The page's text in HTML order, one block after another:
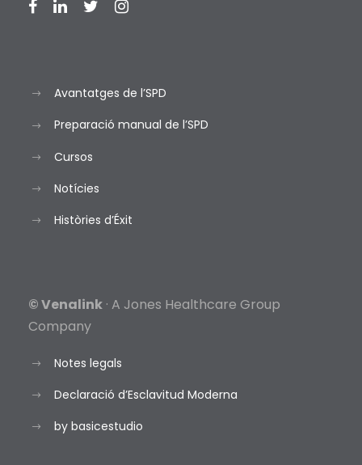
Avantatges de l’SPD
Preparació manual de l’SPD
Cursos
Notícies
Històries d’Éxit
© Venalink · A Jones Healthcare Group
Company
Notes legals
Declaració d’Esclavitud Moderna
by basicestudio